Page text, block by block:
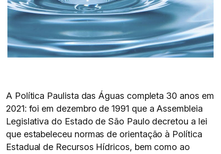
A Política Paulista das Águas completa 30 anos em
2021: foi em dezembro de 1991 que a Assembleia
Legislativa do Estado de São Paulo decretou a lei
que estabeleceu normas de orientação à Política
Estadual de Recursos Hídricos, bem como ao